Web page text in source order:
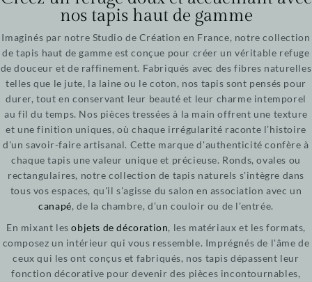
nos tapis haut de gamme
Imaginés par notre Studio de Création en France, notre collection
de tapis haut de gamme est conçue pour créer un véritable refuge
de douceur et de raffinement. Fabriqués avec des fibres naturelles
telles que le jute, la laine ou le coton, nos tapis sont pensés pour
durer, tout en conservant leur beauté et leur charme intemporel
au fil du temps. Nos pièces tressées à la main offrent une texture
et une finition uniques, où chaque irrégularité raconte l’histoire
d'un savoir-faire artisanal. Cette marque d'authenticité confère à
chaque tapis une valeur unique et précieuse. Ronds, ovales ou
rectangulaires, notre collection de tapis naturels s'intègre dans
tous vos espaces, qu'il s'agisse du salon en association avec un
canapé, de la chambre, d’un couloir ou de l’entrée.
En mixant lesobjets de décoration, les matériaux et les formats,
composez un intérieur qui vous ressemble. Imprégnés de l'âme de
ceux qui les ont conçus et fabriqués, nos tapis dépassent leur
fonction décorative pour devenir des pièces incontournables,